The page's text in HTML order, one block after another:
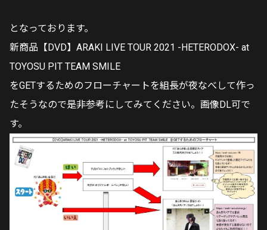
となっております。
新商品【DVD】ARAKI LIVE TOUR 2021 -HETERODOX- at
TOYOSU PIT TEAM SMILE
をGETするためのフローチャートを組長が夜なべして作っ
たそうなので是非参考にしてみてください。画像DL可で
す。